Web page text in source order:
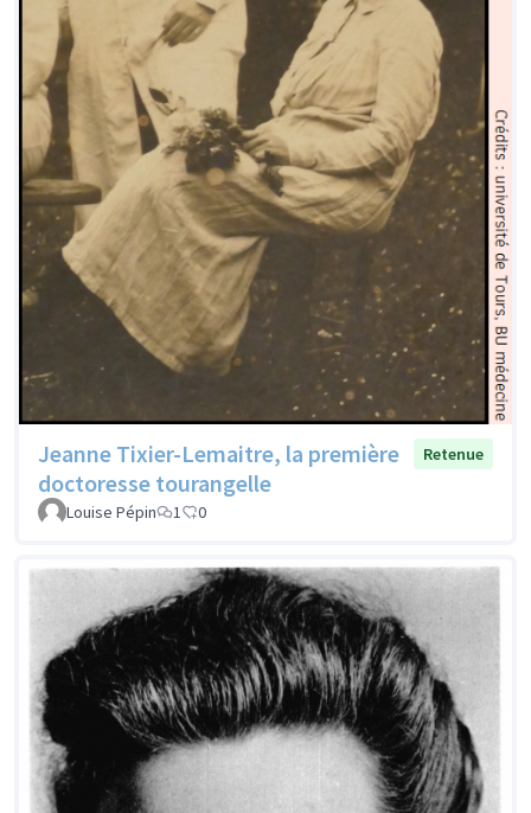
Jeanne Tixier-Lemaitre, la première
doctoresse tourangelle
Retenue
Louise Pépin 1 0